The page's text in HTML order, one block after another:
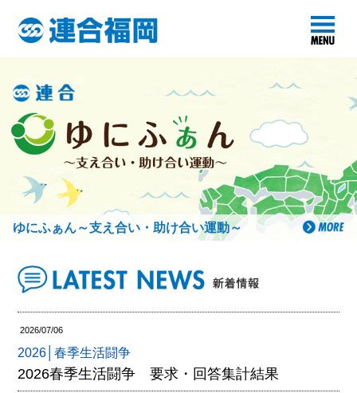
ゆにふぁん～支え合い・助け合い運動～
2026/07/06
2026│春季生活闘争
2026春季生活闘争 要求・回答集計結果